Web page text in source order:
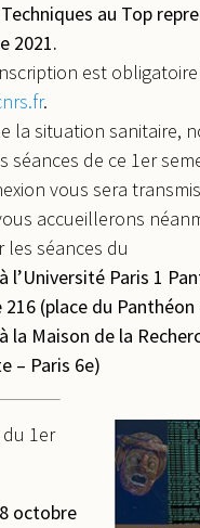
au Top
2021.
est obligatoire
.
la situation sanitaire,
séances de ce 1er
vous sera
accueillerons
séances du
l’Université Paris 1
(place du Panthéon
la Maison de la
– Paris 6e)
1er
octobre